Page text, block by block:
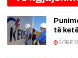
të
6 ORË